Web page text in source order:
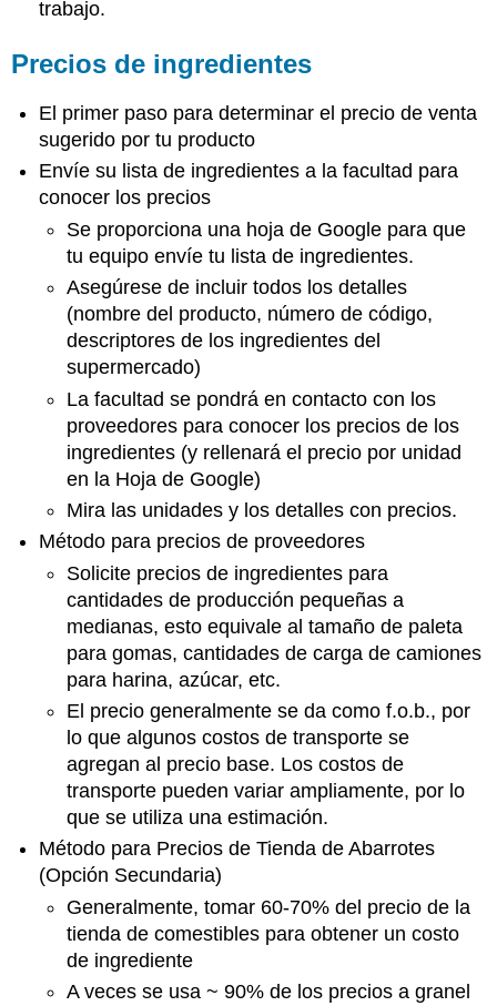
trabajo.
Precios de ingredientes
El primer paso para determinar el precio de venta
sugerido por tu producto
Envíe su lista de ingredientes a la facultad para
conocer los precios
Se proporciona una hoja de Google para que
tu equipo envíe tu lista de ingredientes.
Asegúrese de incluir todos los detalles
(nombre del producto, número de código,
descriptores de los ingredientes del
supermercado)
La facultad se pondrá en contacto con los
proveedores para conocer los precios de los
ingredientes (y rellenará el precio por unidad
en la Hoja de Google)
Mira las unidades y los detalles con precios.
Método para precios de proveedores
Solicite precios de ingredientes para
cantidades de producción pequeñas a
medianas, esto equivale al tamaño de paleta
para gomas, cantidades de carga de camiones
para harina, azúcar, etc.
El precio generalmente se da como f.o.b., por
lo que algunos costos de transporte se
agregan al precio base. Los costos de
transporte pueden variar ampliamente, por lo
que se utiliza una estimación.
Método para Precios de Tienda de Abarrotes
(Opción Secundaria)
Generalmente, tomar 60-70% del precio de la
tienda de comestibles para obtener un costo
de ingrediente
A veces se usa ~ 90% de los precios a granel